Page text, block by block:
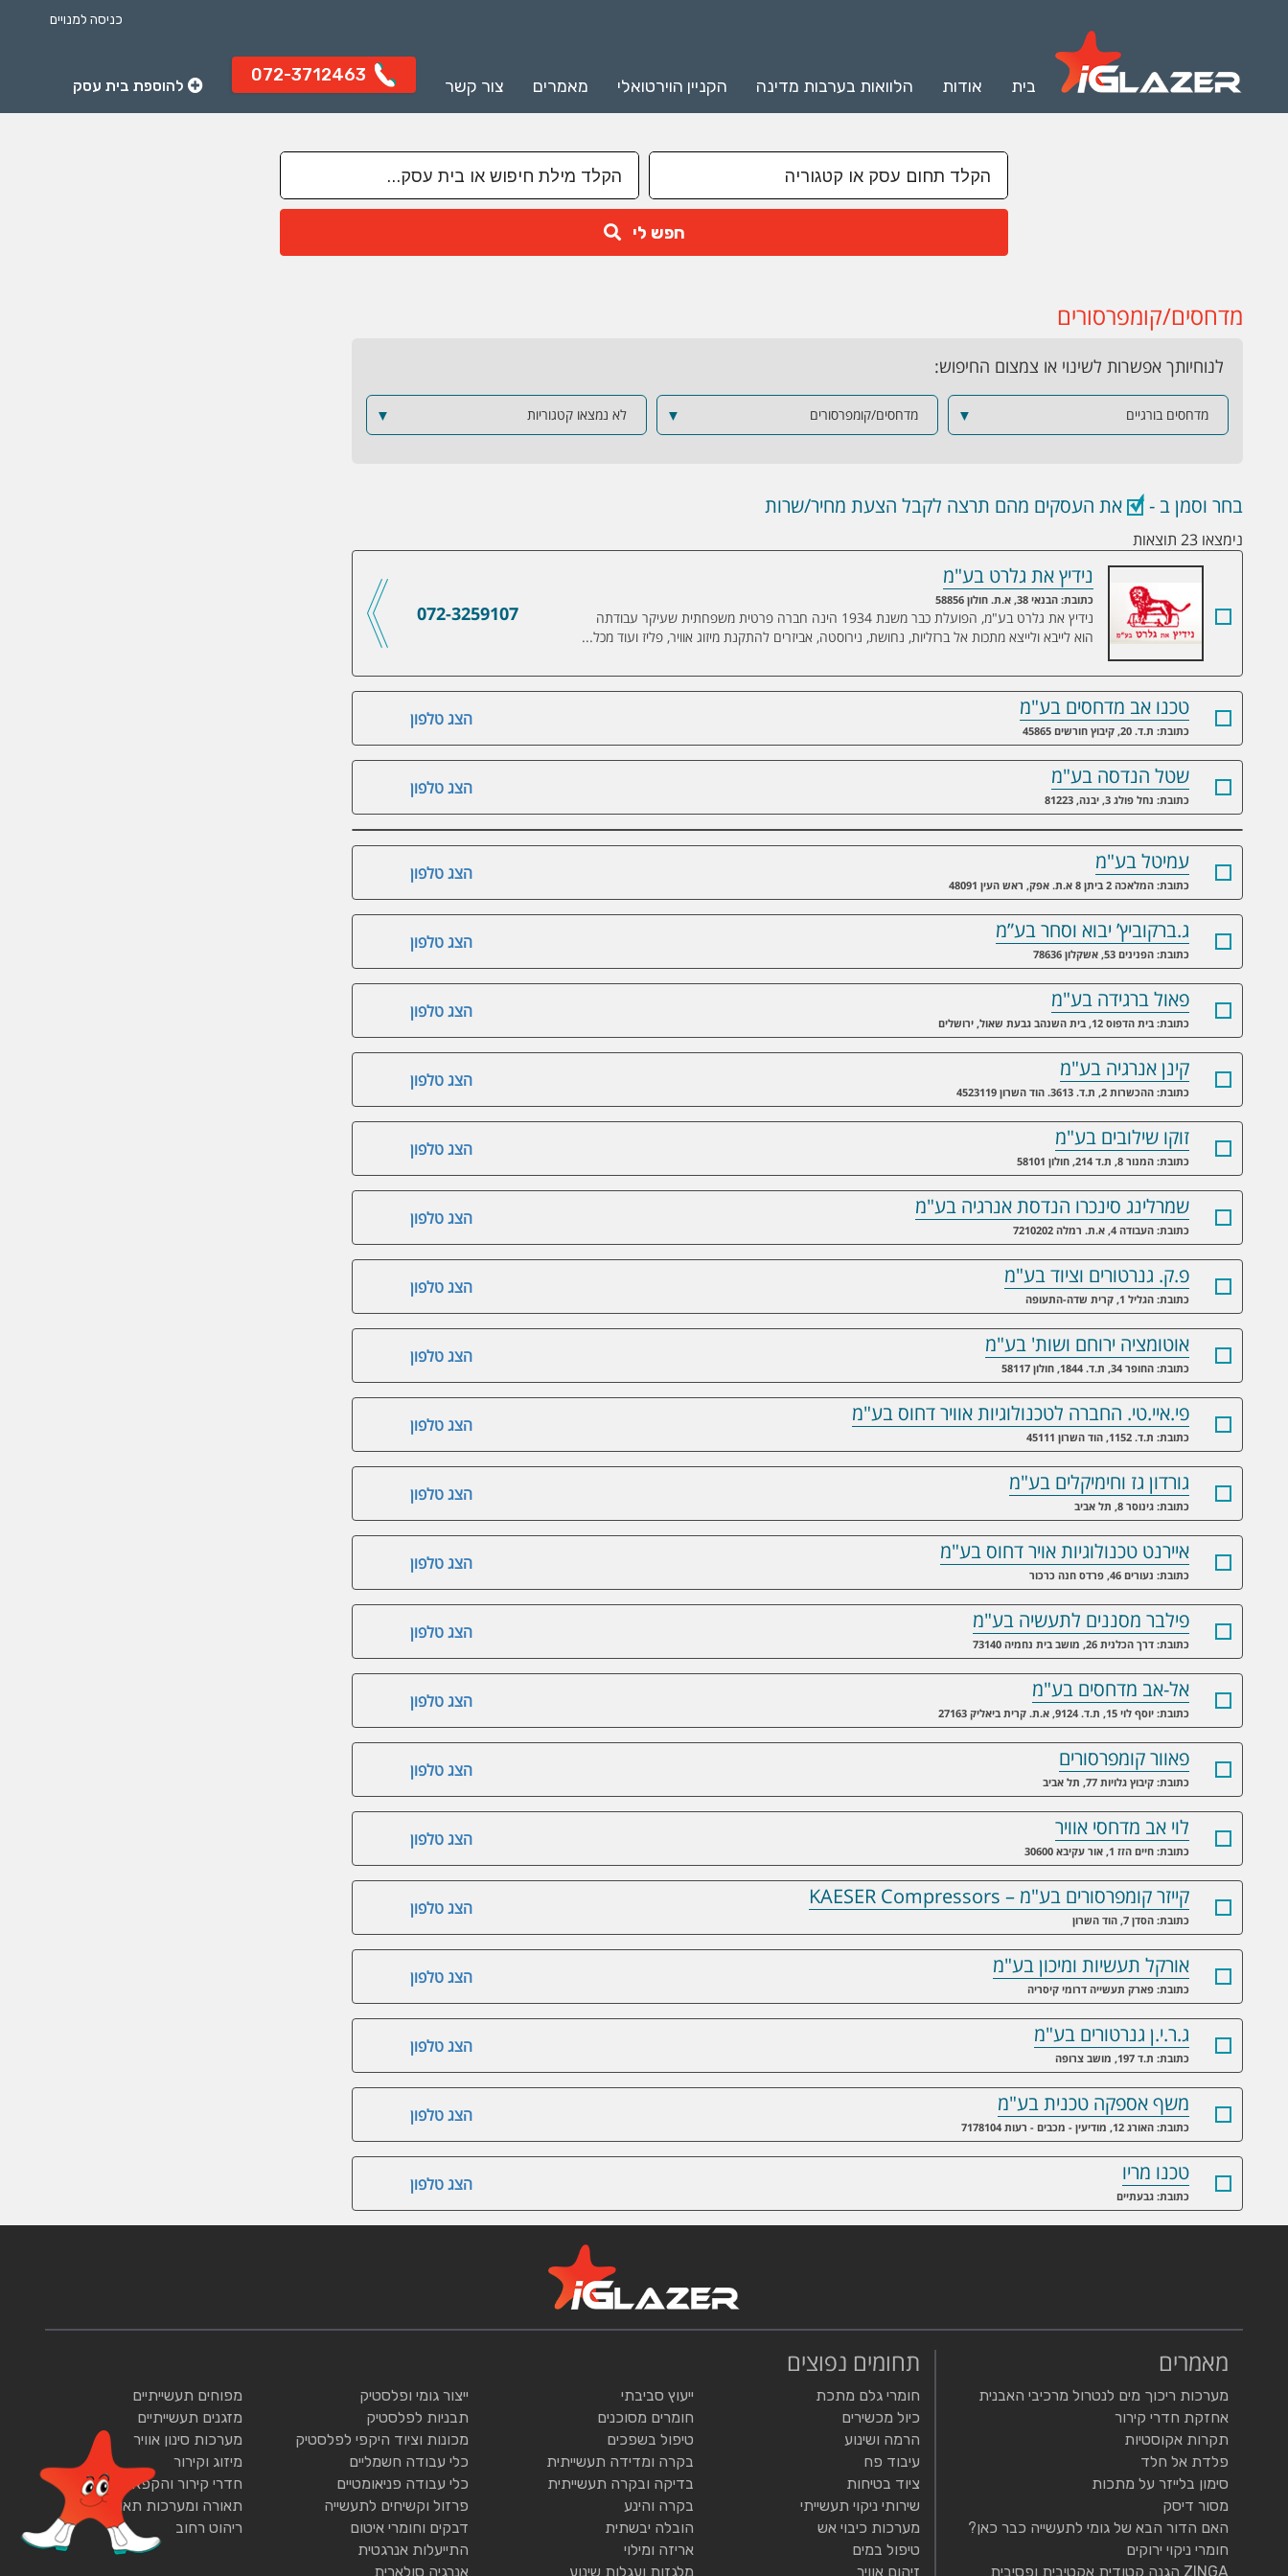
כניסה למנויים
בית אודות הלוואות בערבות מדינה הקניין הוירטואלי מאמרים צור קשר
072-3712463
להוספת בית עסק
חפש לי
מדחסים/קומפרסורים
לנוחיותך אפשרות לשינוי או צמצום החיפוש:
מדחסים בורגיים ▼ מדחסים/קומפרסורים ▼ לא נמצאו קטגוריות ▼
בחר וסמן ב - את העסקים מהם תרצה לקבל הצעת מחיר/שרות
נימצאו 23 תוצאות
נידיץ את גלרט בע"מ
072-3259107
נידיץ את גלרט בע"מ
כתובת: הבנאי 38, א.ת. חולון 58856
נידיץ את גלרט בע"מ, הפועלת כבר משנת 1934 הינה חברה פרטית משפחתית שעיקר עבודתה
הוא לייבא ולייצא מתכות אל ברזליות, נחושת, נירוסטה, אביזרים להתקנת מיזוג אוויר, פליז ועוד מכל...
הצג טלפון טכנו אב מדחסים בע"מ
כתובת: ת.ד. 20, קיבוץ חורשים 45865
הצג טלפון שטל הנדסה בע"מ
כתובת: נחל פולג 3, יבנה, 81223
הצג טלפון עמיטל בע"מ
כתובת: המלאכה 2 ביתן 8 א.ת. אפק, ראש העין 48091
הצג טלפון ג.ברקוביץ’ יבוא וסחר בע”מ
כתובת: הפנינים 53, אשקלון 78636
הצג טלפון פאול ברגידה בע"מ
כתובת: בית הדפוס 12, בית השנהב גבעת שאול, ירושלים
הצג טלפון קינן אנרגיה בע"מ
כתובת: ההכשרות 2, ת.ד. 3613. הוד השרון 4523119
הצג טלפון זוקו שילובים בע"מ
כתובת: המנור 8, ת.ד 214, חולון 58101
הצג טלפון שמרלינג סינכרו הנדסת אנרגיה בע"מ
כתובת: העבודה 4, א.ת. רמלה 7210202
הצג טלפון פ.ק. גנרטורים וציוד בע"מ
כתובת: הגליל 1, קרית שדה-התעופה
הצג טלפון אוטומציה ירוחם ושות' בע"מ
כתובת: החופר 34, ת.ד. 1844, חולון 58117
הצג טלפון פי.איי.טי. החברה לטכנולוגיות אוויר דחוס בע"מ
כתובת: ת.ד. 1152, הוד השרון 45111
הצג טלפון גורדון גז וחימיקלים בע"מ
כתובת: גינוסר 8, תל אביב
הצג טלפון איירנט טכנולוגיות אויר דחוס בע"מ
כתובת: נעורים 46, פרדס חנה כרכור
הצג טלפון פילבר מסננים לתעשיה בע"מ
כתובת: דרך הכלנית 26, מושב בית נחמיה 73140
הצג טלפון אל-אב מדחסים בע"מ
כתובת: יוסף לוי 15, ת.ד. 9124, א.ת. קרית ביאליק 27163
הצג טלפון פאוור קומפרסורים
כתובת: קיבוץ גלויות 77, תל אביב
הצג טלפון לוי אב מדחסי אוויר
כתובת: חיים הזז 1, אור עקיבא 30600
הצג טלפון קייזר קומפרסורים בע"מ – KAESER Compressors
כתובת: הסדן 7, הוד השרון
הצג טלפון אורקל תעשיות ומיכון בע"מ
כתובת: פארק תעשייה דרומי קיסריה
הצג טלפון ג.ר.י.ן גנרטורים בע"מ
כתובת: ת.ד 197, מושב צרופה
הצג טלפון משף אספקה טכנית בע"מ
כתובת: האורג 12, מודיעין - מכבים - רעות 7178104
הצג טלפון טכנו מריו
כתובת: גבעתיים
מאמרים
מערכות ריכוך מים לנטרול מרכיבי האבנית
אחזקת חדרי קירור
תקרות אקוסטיות
פלדת אל חלד
סימון בלייזר על מתכות
מסור דיסק
האם הדור הבא של גומי לתעשייה כבר כאן?
חומרי ניקוי ירוקים
ZINGA הגנה קטודית אקטיבית ופסיבית
תחומים נפוצים
חומרי גלם מתכת
כיול מכשירים
הרמה ושינוע
עיבוד פח
ציוד בטיחות
שירותי ניקוי תעשייתי
מערכות כיבוי אש
טיפול במים
זיהום אוויר
ייעוץ סביבתי
חומרים מסוכנים
טיפול בשפכים
בקרה ומדידה תעשייתית
בדיקה ובקרה תעשייתית
בקרה והינע
הובלה יבשתית
אריזה ומילוי
מלגזות ועגלות שינוע
ייצור גומי ופלסטיק
תבניות לפלסטיק
מכונות וציוד היקפי לפלסטיק
כלי עבודה חשמליים
כלי עבודה פניאומטיים
פרזול וקשיחים לתעשייה
דבקים וחומרי איטום
התייעלות אנרגטית
אנרגיה סולארית
מפוחים תעשייתיים
מזגנים תעשייתיים
מערכות סינון אוויר
מיזוג וקירור
חדרי קירור והקפאה
תאורה ומערכות תאורה
ריהוט רחוב